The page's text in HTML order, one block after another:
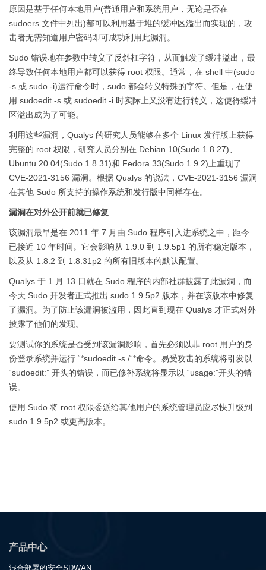
原因是基于任何本地用户(普通用户和系统用户，无论是否在
sudoers 文件中列出)都可以利用基于堆的缓冲区溢出而实现的，攻
击者无需知道用户密码即可成功利用此漏洞。
Sudo 错误地在参数中转义了反斜杠字符，从而触发了缓冲溢出，最
终导致任何本地用户都可以获得 root 权限。通常，在 shell 中(sudo
-s 或 sudo -i)运行命令时，sudo 都会转义特殊的字符。但是，在使
用 sudoedit -s 或 sudoedit -i 时实际上又没有进行转义，这使得缓冲
区溢出成为了可能。
利用这些漏洞，Qualys 的研究人员能够在多个 Linux 发行版上获得
完整的 root 权限，研究人员分别在 Debian 10(Sudo 1.8.27)、
Ubuntu 20.04(Sudo 1.8.31)和 Fedora 33(Sudo 1.9.2)上重现了
CVE-2021-3156 漏洞。根据 Qualys 的说法，CVE-2021-3156 漏洞
在其他 Sudo 所支持的操作系统和发行版中同样存在。
漏洞在对外公开前就已修复
该漏洞最早是在 2011 年 7 月由 Sudo 程序引入进系统之中，距今
已接近 10 年时间。它会影响从 1.9.0 到 1.9.5p1 的所有稳定版本，
以及从 1.8.2 到 1.8.31p2 的所有旧版本的默认配置。
Qualys 于 1 月 13 日就在 Sudo 程序的内部社群披露了此漏洞，而
今天 Sudo 开发者正式推出 sudo 1.9.5p2 版本，并在该版本中修复
了漏洞。为了防止该漏洞被滥用，因此直到现在 Qualys 才正式对外
披露了他们的发现。
要测试你的系统是否受到该漏洞影响，首先必须以非 root 用户的身
份登录系统并运行 “*sudoedit -s /“*命令。易受攻击的系统将引发以
“sudoedit:” 开头的错误，而已修补系统将显示以 “usage:”开头的错
误。
使用 Sudo 将 root 权限委派给其他用户的系统管理员应尽快升级到
sudo 1.9.5p2 或更高版本。
产品中心
混合部署的安全SDWAN